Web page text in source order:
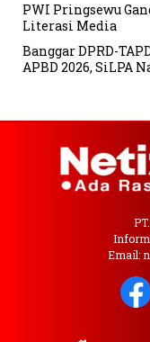
PWI Pringsewu
Literasi Media
Banggar DPRD-
APBD 2026, SiLPA
Email: